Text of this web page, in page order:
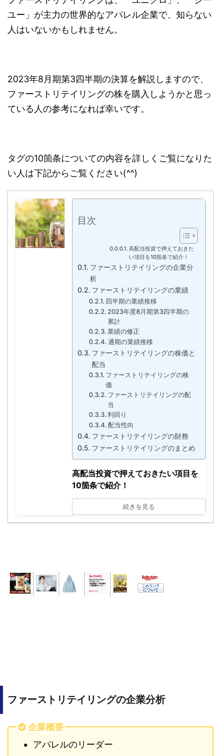
ユー」が主力の世界的なアパレル企業で、知らない
人はいないかもしれません。
2023年8月期第3四半期の決算を解説しますので、
ファーストリテイリングの株を購入しようかと思っ
ている人の参考になれば幸いです。
タグの10箇条についての内容を詳しくご覧になりた
い人は下記からご覧ください(^^)
目次
高配当投資で押えておきた
い項目を10箇条で紹介！
ファーストリテイリングの企業分
析
ファーストリテイリングの業績
四半期の業績推移
2023年度8月期第3四半期の
累計
業績の修正
通期の業績推移
ファーストリテイリングの株価と
配当
ファーストリテイリングの株
価
ファーストリテイリングの配
当
利回り
配当性向
ファーストリテイリングの財務
ファーストリテイリングのまとめ
高配当投資で押えておきたい項目を
10箇条で紹介！
続きを見る
ファーストリテイリングの企業分析
企業概要
アパレルのリーダー